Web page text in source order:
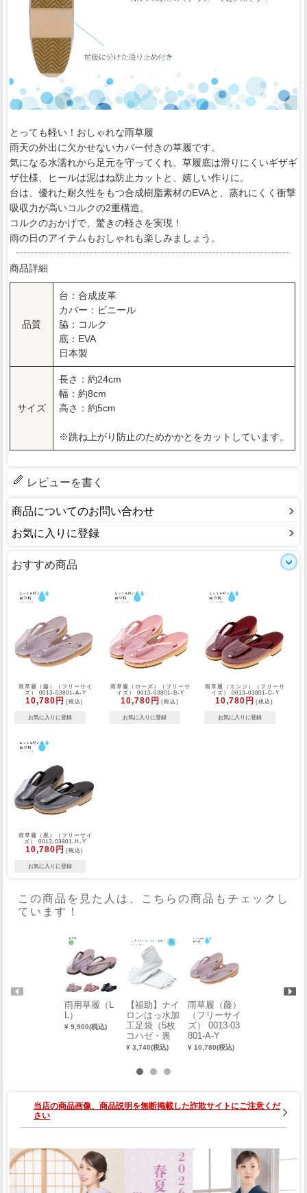
とっても軽い！おしゃれな雨草履
雨天の外出に欠かせないカバー付きの草履です。
気になる水濡れから足元を守ってくれ、草履底は滑りにくいギザギ
ザ仕様、ヒールは泥はね防止カットと、嬉しい作りに。
台は、優れた耐久性をもつ合成樹脂素材のEVAと、蒸れにくく衝撃
吸収力が高いコルクの2重構造。
コルクのおかげで、驚きの軽さを実現！
雨の日のアイテムもおしゃれも楽しみましょう。
商品詳細
品質
台：合成皮革
カバー：ビニール
脇：コルク
底：EVA
日本製
サイズ
長さ：約24cm
幅：約8cm
高さ：約5cm
※跳ね上がり防止のためかかとをカットしています。
レビューを書く
商品についてのお問い合わせ
お気に入りに登録
おすすめ商品
雨草履（藤）（フリーサイ
ズ） 0013-03801-A-Y
10,780円 (税込)
雨草履（ローズ）（フリーサ
イズ） 0013-03801-B-Y
10,780円 (税込)
雨草履（エンジ）（フリーサ
イズ） 0013-03801-C-Y
10,780円 (税込)
雨草履（黒）（フリーサイ
ズ） 0013-03801-H-Y
10,780円 (税込)
この商品を見た人は、こちらの商品もチェックし
ています！
雨用草履（L
L）
¥ 9,900(税込)
【福助】ナイ
ロンはっ水加
工足袋（5枚
コハゼ・裏
付）【2足
001-03004
¥ 3,740(税込)
雨草履（藤）
（フリーサイ
ズ） 0013-03
801-A-Y
¥ 10,780(税込)
当店の商品画像、商品説明を無断掲載した詐欺サイトにご注意くだ
さい